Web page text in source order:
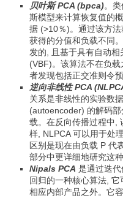
贝叶斯 PCA (bpca)。
斯模型来计算恢复值的
据 (>10％)。通过该方
获得的分值和负载不同
发的, 且基于具有自动
(VBF)。该算法不在负
者发现包括正交准则令
逆向非线性 PCA
关系是非线性的实验数
(autoencoder) 的解码
载。在反向传播过程中,
样, NLPCA 可以用于处
区别是现在由负载 P 代
部分中更详细地研究这种
Nipals PCA 是通过迭
回归的一种核心算法,
相应内部产品之外。它